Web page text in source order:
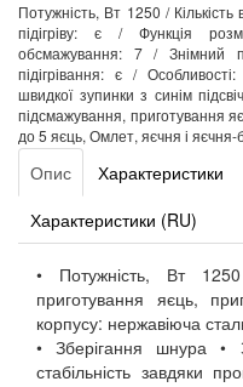
Потужність, Вт 1250 / Кількість
підігріву: є / Функція
обсмажування: 7 / Знімний
підігрівання: є /
швидкої зупинки з синім
підсмажування, приготування
до 5 яєць, Омлет, яєчня і
Опис Характеристики
Характеристики (RU)
• Потужність, Вт
приготування яєць,
корпусу: нержавіюча
• Зберігання шнура •
стабільність завдяки